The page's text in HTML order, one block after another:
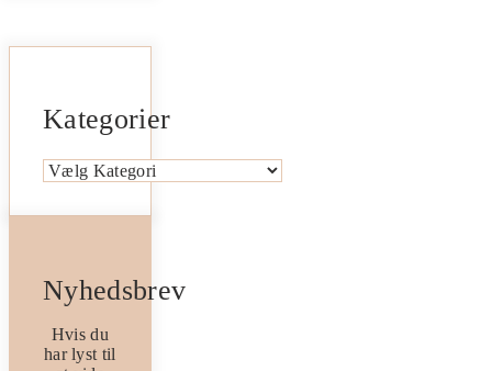
Kategorier
Kategorier
Nyhedsbrev
Hvis du
har lyst til